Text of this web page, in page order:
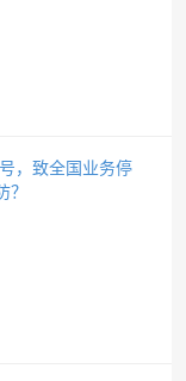
，致全国业务停